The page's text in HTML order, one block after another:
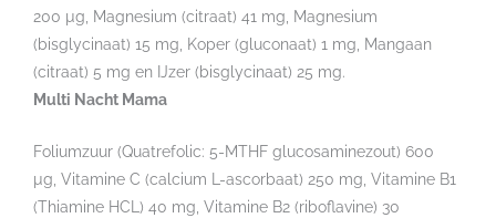
200 µg, Magnesium (citraat) 41 mg, Magnesium
(bisglycinaat) 15 mg, Koper (gluconaat) 1 mg, Mangaan
(citraat) 5 mg en IJzer (bisglycinaat) 25 mg.
Multi Nacht Mama
Foliumzuur (Quatrefolic: 5-MTHF glucosaminezout) 600
µg, Vitamine C (calcium L-ascorbaat) 250 mg, Vitamine B1
(Thiamine HCL) 40 mg, Vitamine B2 (riboflavine) 30